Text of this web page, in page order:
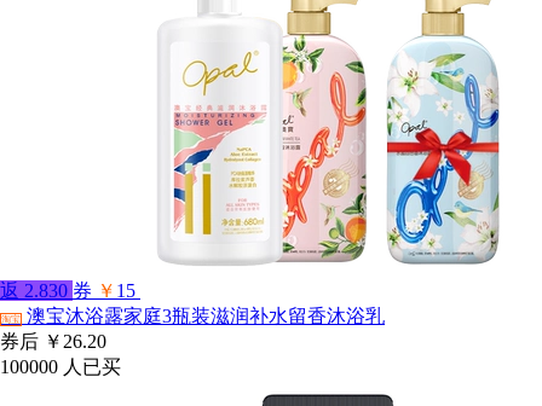
返 2.830 券 ￥ 15
淘宝 澳宝沐浴露家庭3瓶装滋润补水留香沐浴乳
券后 ￥26.20
100000 人已买